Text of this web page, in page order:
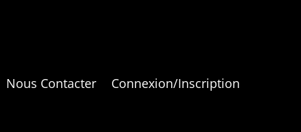
Nous Contacter Connexion/Inscription